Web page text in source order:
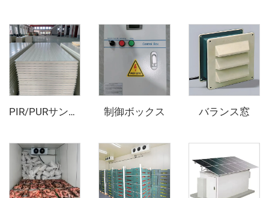
PIR/PURサンドイッチパネル 制御ボックス バランス窓